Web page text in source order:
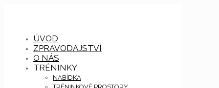
ÚVOD
ZPRAVODAJSTVÍ
O NÁS
TRÉNINKY
NABÍDKA